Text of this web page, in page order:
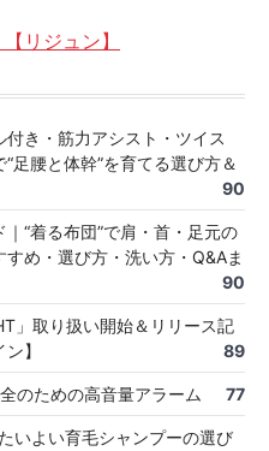
リジュン】
付き・筋力アシスト・ツイス
足腰と体幹”を育てる選び方＆
90
“着る布団”で肩・首・足元の
め・選び方・洗い方・Q&Aま
90
」取り扱い開始＆リリース記
】
89
のための高音量アラーム 77
いよい育毛シャンプーの選び